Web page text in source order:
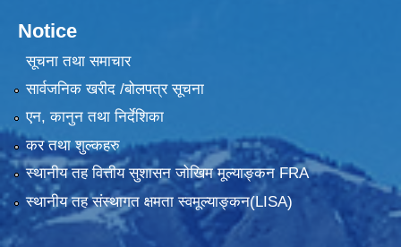
Notice
सूचना तथा समाचार
सार्वजनिक खरीद /बोलपत्र सूचना
एन, कानुन तथा निर्देशिका
कर तथा शुल्कहरु
स्थानीय तह वित्तीय सुशासन जोखिम मूल्याङ्कन FRA
स्थानीय तह संस्थागत क्षमता स्वमूल्याङ्कन(LISA)